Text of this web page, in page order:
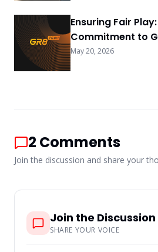
potential losses. The
traders have clear
position size, margin,
perpetual futures
Ensuring Fair
Commitment to
May 20, 2026
2 Comments
Join the discussion and share your
Join the Discussion
SHARE YOUR VOICE